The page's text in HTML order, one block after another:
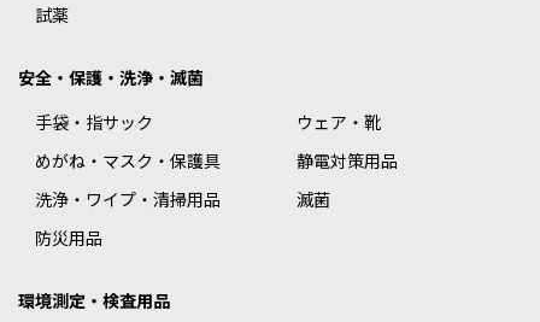
試薬
安全・保護・洗浄・滅菌
手袋・指サック
ウェア・靴
めがね・マスク・保護具
静電対策用品
洗浄・ワイプ・清掃用品
滅菌
防災用品
環境測定・検査用品